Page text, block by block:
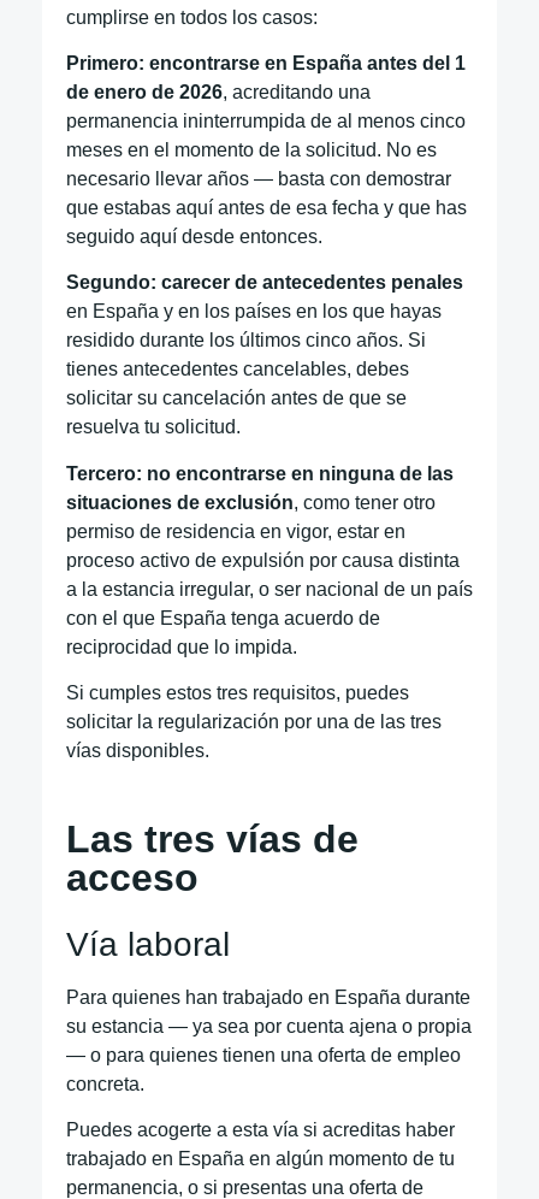
cumplirse en todos los casos:
Primero: encontrarse en España antes del 1
de enero de 2026, acreditando una
permanencia ininterrumpida de al menos cinco
meses en el momento de la solicitud. No es
necesario llevar años — basta con demostrar
que estabas aquí antes de esa fecha y que has
seguido aquí desde entonces.
Segundo: carecer de antecedentes penales
en España y en los países en los que hayas
residido durante los últimos cinco años. Si
tienes antecedentes cancelables, debes
solicitar su cancelación antes de que se
resuelva tu solicitud.
Tercero: no encontrarse en ninguna de las
situaciones de exclusión, como tener otro
permiso de residencia en vigor, estar en
proceso activo de expulsión por causa distinta
a la estancia irregular, o ser nacional de un país
con el que España tenga acuerdo de
reciprocidad que lo impida.
Si cumples estos tres requisitos, puedes
solicitar la regularización por una de las tres
vías disponibles.
Las tres vías de
acceso
Vía laboral
Para quienes han trabajado en España durante
su estancia — ya sea por cuenta ajena o propia
— o para quienes tienen una oferta de empleo
concreta.
Puedes acogerte a esta vía si acreditas haber
trabajado en España en algún momento de tu
permanencia, o si presentas una oferta de